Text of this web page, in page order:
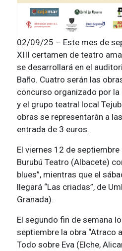
02/09/25 – Este mes de
XIII certamen de teatro
se desarrollará en el
Baño. Cuatro serán las
concurso organizado por la
y el grupo teatral local
obras se representarán a
entrada de 3 euros.
El viernes 12 de
Burubú Teatro (Albacete)
blues”, mientras que el
llegará “Las criadas”, de
Granada).
El segundo fin de semana
septiembre la obra “Atraco
Todo sobre Eva (Elche,